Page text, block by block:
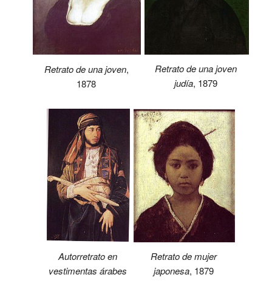
Retrato de una joven,
1878
Retrato de una joven
judía, 1879
Autorretrato en
vestimentas árabes
Retrato de mujer
japonesa, 1879